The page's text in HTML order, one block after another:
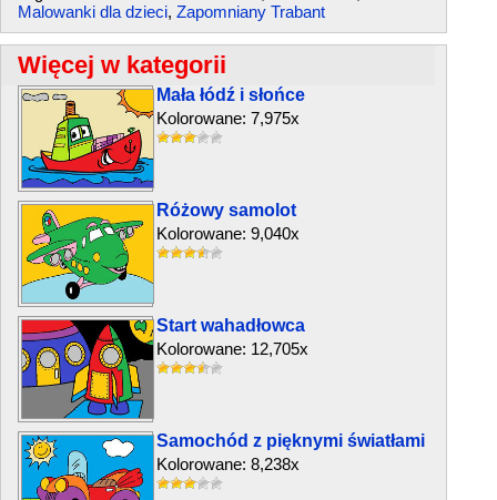
Malowanki dla dzieci, Zapomniany Trabant
Więcej w kategorii
Mała łódź i słońce
Kolorowane: 7,975x
Różowy samolot
Kolorowane: 9,040x
Start wahadłowca
Kolorowane: 12,705x
Samochód z pięknymi światłami
Kolorowane: 8,238x